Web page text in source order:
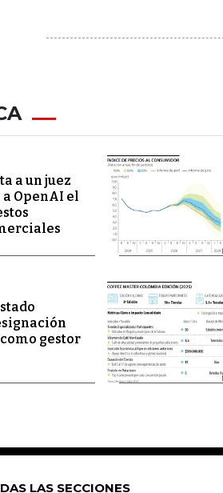
a un juez
OpenAI el
gestor
LAS SECCIONES